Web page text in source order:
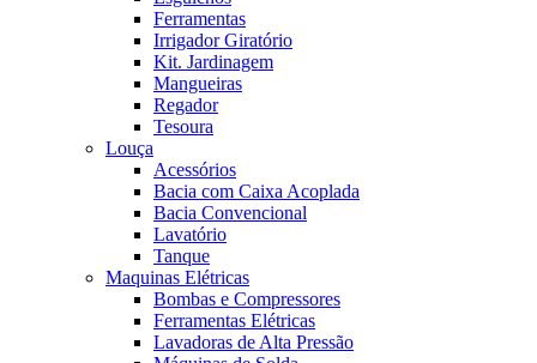
Ferramentas
Irrigador Giratório
Kit. Jardinagem
Mangueiras
Regador
Tesoura
Louça
Acessórios
Bacia com Caixa Acoplada
Bacia Convencional
Lavatório
Tanque
Maquinas Elétricas
Bombas e Compressores
Ferramentas Elétricas
Lavadoras de Alta Pressão